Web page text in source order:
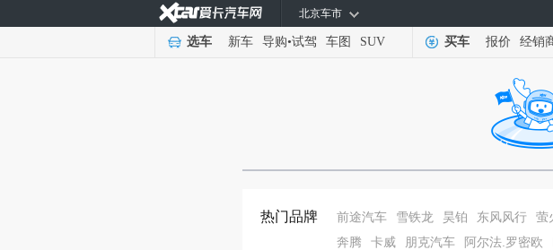
北京车市
选车 新车 导购•试驾 车图 SUV 买车 报价 经销
热门品牌 前途汽车 雪铁龙 昊铂 东风风行 萤
奔腾
卡威 朋克汽车 阿尔法.罗密欧